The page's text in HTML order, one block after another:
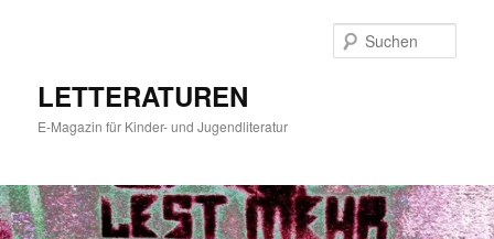
LETTERATUREN
E-Magazin für Kinder- und Jugendliteratur